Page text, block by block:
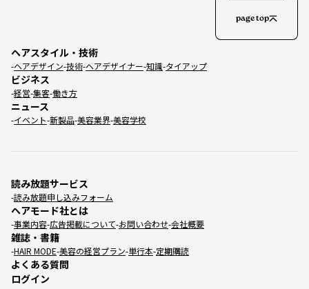
ヘアスタイル・技術
ヘアデザイン 技術 ヘアデザイナー 知識 タイアップ
ビジネス
経営 集客 働き方
ニュース
イベント 新製品 美容業界 美容学校
読み放題サービス
読み放題申し込みフォーム
ヘアモード社とは
事業内容 広告掲載について お問い合わせ 会社概要
雑誌・書籍
HAIR MODE 美容の経営プラン 単行本 定期購読
よくある質問
ログイン
page top